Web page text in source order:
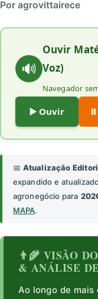
Por agrovittairece
🔊
Ouvir
Voz)
Navegador
▶️ Ouvir
📅Atualização
expandido e
agronegócio para
MAPA.
👨‍🌾 VISÃO
& ANÁLISE
Ao longo de mais